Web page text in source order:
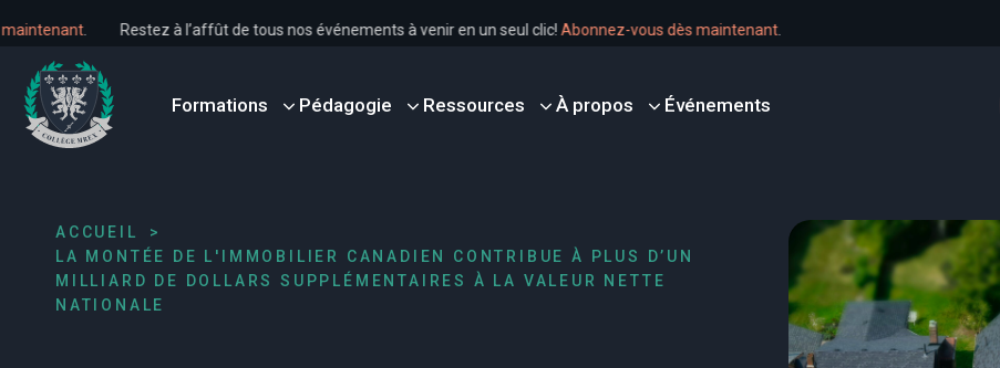
dès maintenant. Restez à l’affût de tous nos événements à venir en un seul clic!Abonnez-vous dès maintenant
Formations Pédagogie Ressources À propos Événements
ACCUEIL
LA MONTÉE DE L'IMMOBILIER CANADIEN CONTRIBUE À PLUS D’UN
MILLIARD DE DOLLARS SUPPLÉMENTAIRES À LA VALEUR NETTE
NATIONALE